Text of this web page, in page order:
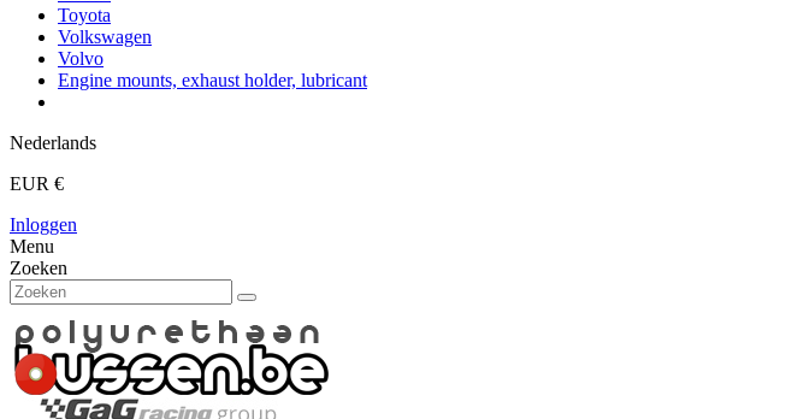
Toyota
Volkswagen
Volvo
Engine mounts, exhaust holder, lubricant
Nederlands
EUR €
Inloggen
Menu
Zoeken